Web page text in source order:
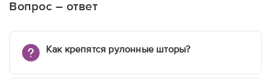
Вопрос – ответ
Как крепятся рулонные шторы?